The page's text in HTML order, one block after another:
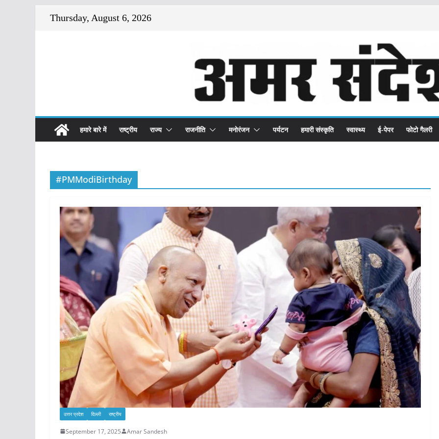
Thursday, August 6, 2026
हमारे बारे में राष्ट्रीय राज्य राजनीति मनोरंजन पर्यटन हमारी संस्कृति स्वास्थ्य ई-पेपर फोटो गैलरी
#PMModiBirthday
उत्तर प्रदेश दिल्ली राष्ट्रीय
September 17, 2025 Amar Sandesh